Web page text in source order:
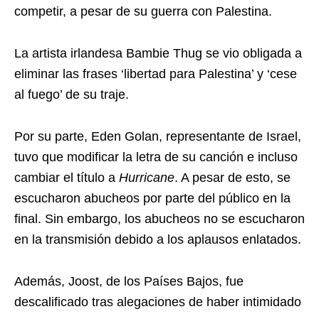
competir, a pesar de su guerra con Palestina.
La artista irlandesa Bambie Thug se vio obligada a
eliminar las frases ‘libertad para Palestina’ y ‘cese
al fuego’ de su traje.
Por su parte, Eden Golan, representante de Israel,
tuvo que modificar la letra de su canción e incluso
cambiar el título a Hurricane. A pesar de esto, se
escucharon abucheos por parte del público en la
final. Sin embargo, los abucheos no se escucharon
en la transmisión debido a los aplausos enlatados.
Además, Joost, de los Países Bajos, fue
descalificado tras alegaciones de haber intimidado